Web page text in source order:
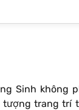
Sinh không
tượng trang trí